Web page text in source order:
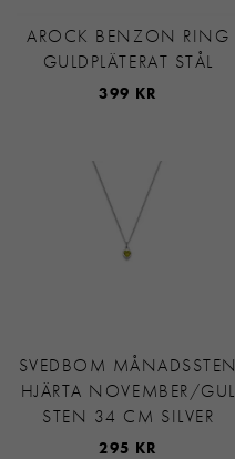
AROCK BENZON RING
GULDPLÄTERAT STÅL
399 KR
SVEDBOM MÅNADSSTEN
HJÄRTA NOVEMBER/GUL
STEN 34 CM SILVER
295 KR